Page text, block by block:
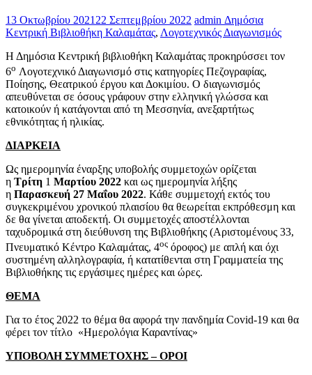
13 Οκτωβρίου 2021 22 Σεπτεμβρίου 2022 admin Δημόσια
Κεντρική Βιβλιοθήκη Καλαμάτας, Λογοτεχνικός Διαγωνισμός
Η Δημόσια Κεντρική βιβλιοθήκη Καλαμάτας προκηρύσσει τον
6ο Λογοτεχνικό Διαγωνισμό στις κατηγορίες Πεζογραφίας,
Ποίησης, Θεατρικού έργου και Δοκιμίου. Ο διαγωνισμός
απευθύνεται σε όσους γράφουν στην ελληνική γλώσσα και
κατοικούν ή κατάγονται από τη Μεσσηνία, ανεξαρτήτως
εθνικότητας ή ηλικίας.
ΔΙΑΡΚΕΙΑ
Ως ημερομηνία έναρξης υποβολής συμμετοχών ορίζεται
η Τρίτη 1 Μαρτίου 2022 και ως ημερομηνία λήξης
η Παρασκευή 27 Μαΐου 2022. Κάθε συμμετοχή εκτός του
συγκεκριμένου χρονικού πλαισίου θα θεωρείται εκπρόθεσμη και
δε θα γίνεται αποδεκτή. Οι συμμετοχές αποστέλλονται
ταχυδρομικά στη διεύθυνση της Βιβλιοθήκης (Αριστομένους 33,
Πνευματικό Κέντρο Καλαμάτας, 4ος όροφος) με απλή και όχι
συστημένη αλληλογραφία, ή κατατίθενται στη Γραμματεία της
Βιβλιοθήκης τις εργάσιμες ημέρες και ώρες.
ΘΕΜΑ
Για το έτος 2022 το θέμα θα αφορά την πανδημία Covid-19 και θα
φέρει τον τίτλο «Ημερολόγια Καραντίνας»
ΥΠΟΒΟΛΗ ΣΥΜΜΕΤΟΧΗΣ – ΟΡΟΙ